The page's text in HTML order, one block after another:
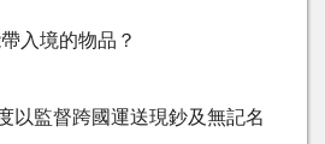
入境的物品？
以監督跨國運送現鈔及無記名